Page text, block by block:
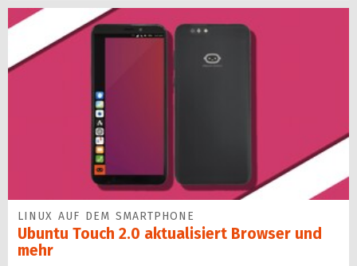
LINUX AUF DEM SMARTPHONE
Ubuntu Touch 2.0 aktualisiert Browser und
mehr